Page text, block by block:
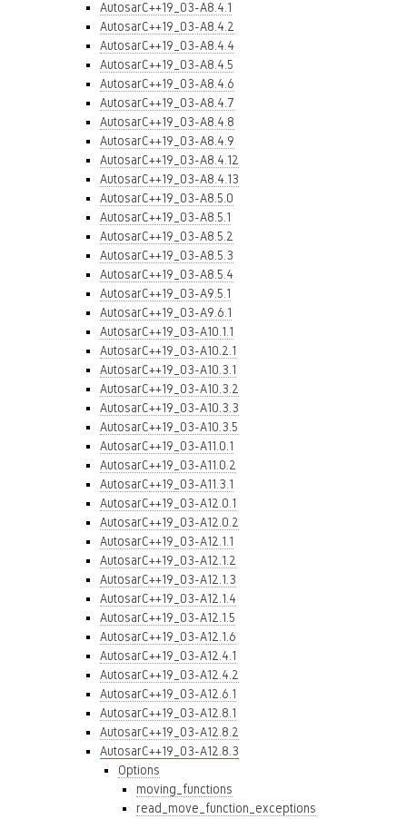
AutosarC++19_03-A8.4.1
AutosarC++19_03-A8.4.2
AutosarC++19_03-A8.4.4
AutosarC++19_03-A8.4.5
AutosarC++19_03-A8.4.6
AutosarC++19_03-A8.4.7
AutosarC++19_03-A8.4.8
AutosarC++19_03-A8.4.9
AutosarC++19_03-A8.4.12
AutosarC++19_03-A8.4.13
AutosarC++19_03-A8.5.0
AutosarC++19_03-A8.5.1
AutosarC++19_03-A8.5.2
AutosarC++19_03-A8.5.3
AutosarC++19_03-A8.5.4
AutosarC++19_03-A9.5.1
AutosarC++19_03-A9.6.1
AutosarC++19_03-A10.1.1
AutosarC++19_03-A10.2.1
AutosarC++19_03-A10.3.1
AutosarC++19_03-A10.3.2
AutosarC++19_03-A10.3.3
AutosarC++19_03-A10.3.5
AutosarC++19_03-A11.0.1
AutosarC++19_03-A11.0.2
AutosarC++19_03-A11.3.1
AutosarC++19_03-A12.0.1
AutosarC++19_03-A12.0.2
AutosarC++19_03-A12.1.1
AutosarC++19_03-A12.1.2
AutosarC++19_03-A12.1.3
AutosarC++19_03-A12.1.4
AutosarC++19_03-A12.1.5
AutosarC++19_03-A12.1.6
AutosarC++19_03-A12.4.1
AutosarC++19_03-A12.4.2
AutosarC++19_03-A12.6.1
AutosarC++19_03-A12.8.1
AutosarC++19_03-A12.8.2
AutosarC++19_03-A12.8.3
Options
moving_functions
read_move_function_exceptions